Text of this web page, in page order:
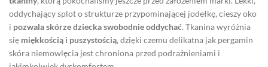
oddychający splot o strukturze przypominającej jodełkę, cieszy oko
i pozwala skórze dziecka swobodnie oddychać. Tkanina wyróżnia
się miękkością i puszystością, dzięki czemu delikatna jak pergamin
skóra niemowlęcia jest chroniona przed podrażnieniami i